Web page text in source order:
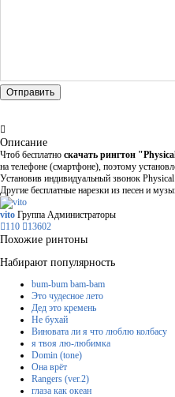
Отправить
Описание
Чтоб бесплатно скачать рингтон
на телефоне (смартфоне), поэтому
Установив индивидуальный звонок
Другие бесплатные нарезки из песен и
vito Группа Администраторы
110
13602
Похожие ринтоны
Набирают популярность
bum-bum bam-bam
Это чудесное лето
Дед это кремень
Не бухай
Виновата ли я что люблю колбасу
я твоя лю-любимка
Domin (tone)
Она врёт
Rangers (ver.2)
глаза как океан